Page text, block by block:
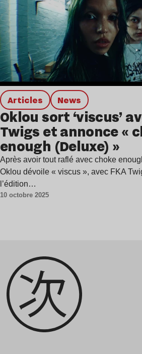
Articles news
Oklou sort ‘viscus’
Twigs et annonce «
enough (Deluxe) »
Après avoir tout raflé avec choke
Oklou dévoile « viscus », avec FKA
l’édition…
10 octobre 2025